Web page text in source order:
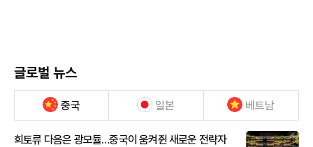
글로벌 뉴스
중국 일본 베트남
희토류 다음은 광모듈…중국이 움켜쥔 새로운 전략자